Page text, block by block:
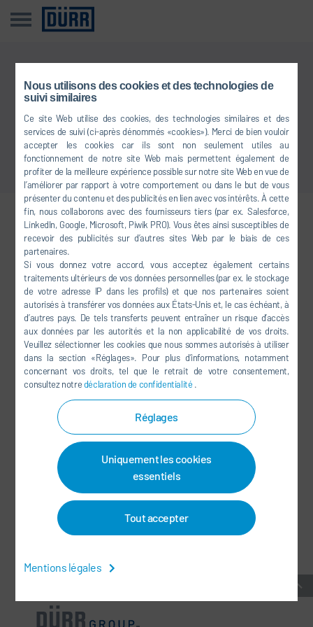
Nous utilisons des cookies et des technologies de
suivi similaires
Ce site Web utilise des cookies, des technologies similaires et des
services de suivi (ci-après dénommés «cookies»). Merci de bien vouloir
accepter les cookies car ils sont non seulement utiles au
fonctionnement de notre site Web mais permettent également de
profiter de la meilleure expérience possible sur notre site Web en vue de
l’améliorer par rapport à votre comportement ou dans le but de vous
présenter du contenu et des publicités en lien avec vos intérêts. À cette
fin, nous collaborons avec des fournisseurs tiers (par ex. Salesforce,
LinkedIn, Google, Microsoft, Piwik PRO). Vous êtes ainsi susceptibles de
recevoir des publicités sur d’autres sites Web par le biais de ces
partenaires.
Si vous donnez votre accord, vous acceptez également certains
traitements ultérieurs de vos données personnelles (par ex. le stockage
de votre adresse IP dans les profils) et que nos partenaires soient
autorisés à transférer vos données aux États-Unis et, le cas échéant, à
d’autres pays. De tels transferts peuvent entraîner un risque d’accès
aux données par les autorités et la non applicabilité de vos droits.
Veuillez sélectionner les cookies que nous sommes autorisés à utiliser
dans la section «Réglages». Pour plus d’informations, notamment
concernant vos droits, tel que le retrait de votre consentement,
consultez notredéclaration de confidentialité .
Réglages
Uniquement les cookies
essentiels
Tout accepter
Mentions légales
Cette information n’est pas disponible dans votre langue
Retour à l'aperçu
Venez nous rejoindre sur les
réseaux sociaux
FACEBOOK
YOUTUBE
LINKEDIN
INSTAGRAM
RÉSEAUX SOCIAUX
BULLETIN D'INFORMATION
CONTACT / SITES